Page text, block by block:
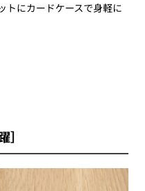
トにカードケースで身軽に